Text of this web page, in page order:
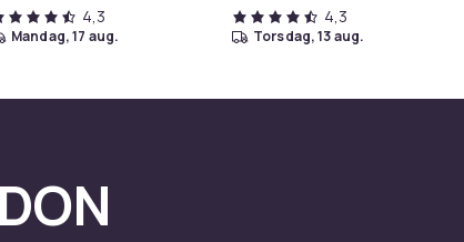
4,3
mandag, 17 aug.
4,3
torsdag, 13 aug.